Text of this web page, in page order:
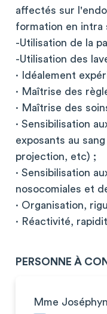
affectés sur
formation en intra
-Utilisation de la
-Utilisation des
· Idéalement
· Maîtrise des
· Maîtrise des
· Sensibilisation
exposants au
projection, etc) ;
· Sensibilisation
nosocomiales et
· Organisation,
· Réactivité,
PERSONNE À
Mme